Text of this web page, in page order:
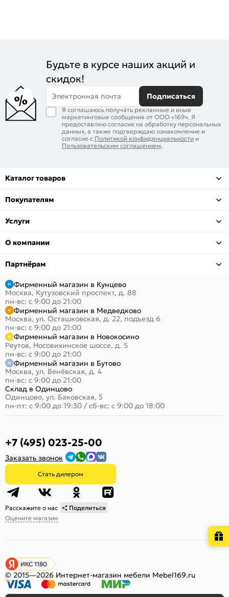
Будьте в курсе наших акций и
скидок!
Электронная почта Подписаться
Я соглашаюсь получать рекламные и иные
маркетинговые сообщения от ООО «169». Я
предоставляю согласие на обработку персональных
данных, а также подтверждаю ознакомление и
согласие с Политикой конфиденциальности и
Пользовательским соглашением.
Каталог товаров
Покупателям
Услуги
О компании
Партнёрам
Фирменный магазин в Кунцево
Москва, Кутузовский проспект, д. 88
пн-вс: с 9:00 до 21:00
Фирменный магазин в Медведково
Москва, ул. Осташковская, д. 22, подъезд 6
пн-вс: с 9:00 до 21:00
Фирменный магазин в Новокосино
Реутов, Носовихинское шоссе, д. 5
пн-вс: с 9:00 до 21:00
Фирменный магазин в Бутово
Москва, ул. Венёвская, д. 4
пн-вс: с 9:00 до 21:00
Склад в Одинцово
Одинцово, ул. Баковская, 5
пн-пт: с 9:00 до 19:30 / сб-вс: с 9:00 до 18:00
+7 (495) 023-25-00
Заказать звонок
Стать дилером
Расскажите о нас
Поделиться
Оцените магазин
ИКС 1180
© 2015—2026 Интернет-магазин мебели Mebel169.ru